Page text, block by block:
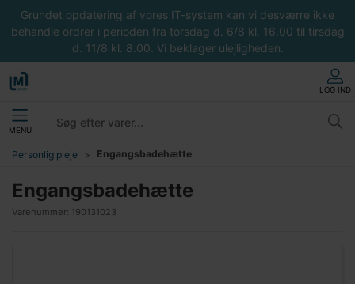
Grundet opdatering af vores IT-system kan vi desværre ikke
behandle ordrer i perioden fra torsdag d. 6/8 kl. 16.00 til tirsdag
d. 11/8 kl. 8.00. Vi beklager ulejligheden.
LOG IND
MENU
Personlig pleje Engangsbadehætte
Engangsbadehætte
Varenummer: 190131023